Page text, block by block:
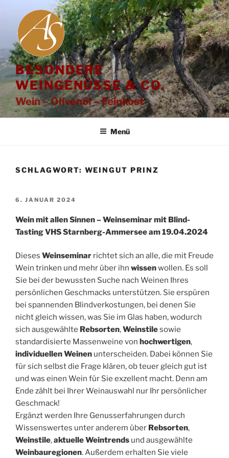
springen
BESONDERE
WEINGENÜSSE & CO.
Wein – Olivenöl – Feinkost
Menü
SCHLAGWORT: WEINGUT PRINZ
VERÖFFENTLICHT
6. JANUAR 2024
Wein mit allen Sinnen – Weinseminar mit Blind-
Tasting VHS Starnberg-Ammersee am 19.04.2024
Dieses Weinseminar richtet sich an alle, die mit Freude
Wein trinken und mehr über ihn wissenwollen. Es soll
Sie bei der bewussten Suche nach Weinen Ihres
persönlichen Geschmacks unterstützen. Sie erspüren
bei spannenden Blindverkostungen, bei denen Sie
nicht gleich wissen, was Sie im Glas haben, wodurch
sich ausgewählte Rebsorten,Weinstilesowie
standardisierte Massenweine von hochwertigen,
individuellen Weinen unterscheiden. Dabei können Sie
für sich selbst die Frage klären, ob teuer gleich gut ist
und was einen Wein für Sie exzellent macht. Denn am
Ende zählt bei Ihrer Weinauswahl nur Ihr persönlicher
Geschmack!
Ergänzt werden Ihre Genusserfahrungen durch
Wissenswertes unter anderem über Rebsorten,
Weinstile,aktuelle Weintrends und ausgewählte
Weinbauregionen. Außerdem erhalten Sie viele